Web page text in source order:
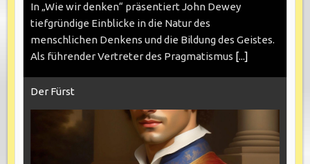
In „Wie wir denken“ präsentiert John Dewey
tiefgründige Einblicke in die Natur des
menschlichen Denkens und die Bildung des Geistes.
Als führender Vertreter des Pragmatismus [...]
Der Fürst